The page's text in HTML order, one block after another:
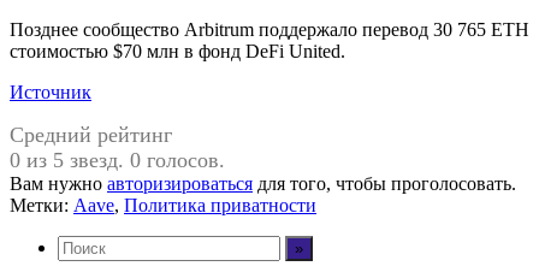
Позднее cообщество Arbitrum поддержало перевод 30 765 ETH
стоимостью $70 млн в фонд DeFi United.
Источник
Средний рейтинг
0 из 5 звезд. 0 голосов.
Вам нужно авторизироваться для того, чтобы проголосовать.
Метки: Aave, Политика приватности